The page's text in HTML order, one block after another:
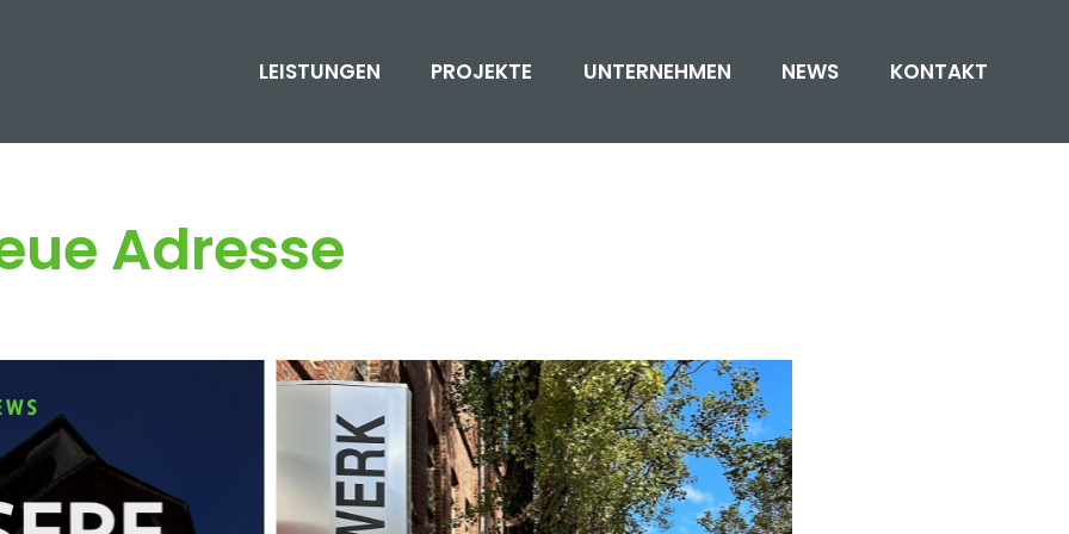
LEISTUNGEN PROJEKTE UNTERNEHMEN NEWS KONTAKT
Adresse